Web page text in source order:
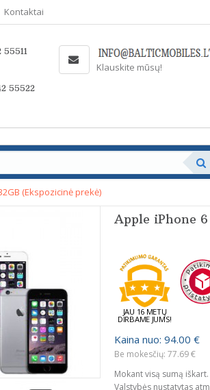
Kontaktai
55522
Klauskite mūsų!
(Ekspozicinė prekė)
Apple iPhone
JAU 16 METŲ
DIRBAME JUMS!
Kaina nuo: 94.00 €
Be mokesčių: 77.69 €
Mokant visą sumą iškart.
Valstybės nustatytas